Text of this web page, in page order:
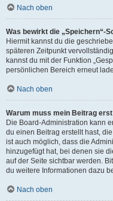
Nach oben
Was bewirkt die „Speichern“-
Hiermit kannst du die
späteren Zeitpunkt
kannst du mit der Funktion
persönlichen Bereich erneut
Nach oben
Warum muss mein Beitrag
Die Board-Administration kann
du einen Beitrag erstellt hast,
ist auch möglich, dass die
hinzugefügt hat, bei denen sie
auf der Seite sichtbar werden.
du weitere Informationen dazu
Nach oben